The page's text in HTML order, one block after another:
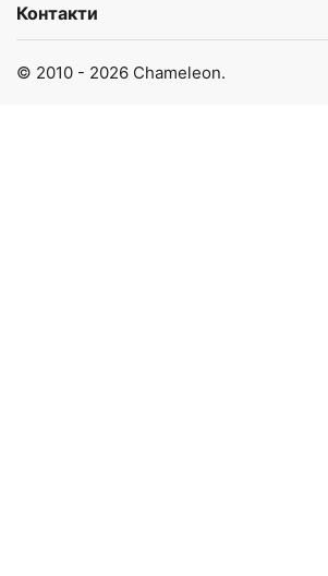
Контакти
© 2010 - 2026 Chameleon.